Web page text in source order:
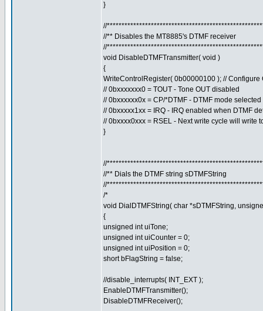
}
//
//** Disables the MT8885's DTMF receiver
//
void DisableDTMFTransmitter( void )
{
WriteControlRegister( 0b00000100 ); // Configure
// 0bxxxxxxx0 = TOUT - Tone OUT disabled
// 0bxxxxxx0x = CP/*DTMF - DTMF mode selected
// 0bxxxxx1xx = IRQ - IRQ enabled when DTMF
// 0bxxxx0xxx = RSEL - Next write cycle will write
}
//
//** Dials the DTMF string sDTMFString
//
/*
void DialDTMFString( char *sDTMFString,
{
unsigned int uiTone;
unsigned int uiCounter = 0;
unsigned int uiPosition = 0;
short bFlagString = false;
//disable_interrupts( INT_EXT );
EnableDTMFTransmitter();
DisableDTMFReceiver();